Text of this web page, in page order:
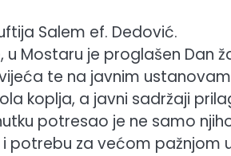
Salem ef. Dedović.
Mostaru je proglašen Dan
te na javnim
koplja, a javni sadržaji
potresao je ne samo
potrebu za većom pažnjom